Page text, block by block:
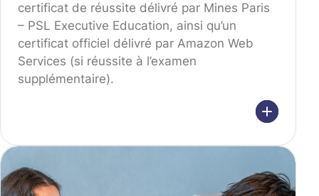
certificat de réussite délivré par Mines Paris
– PSL Executive Education, ainsi qu’un
certificat officiel délivré par Amazon Web
Services (si réussite à l’examen
supplémentaire).